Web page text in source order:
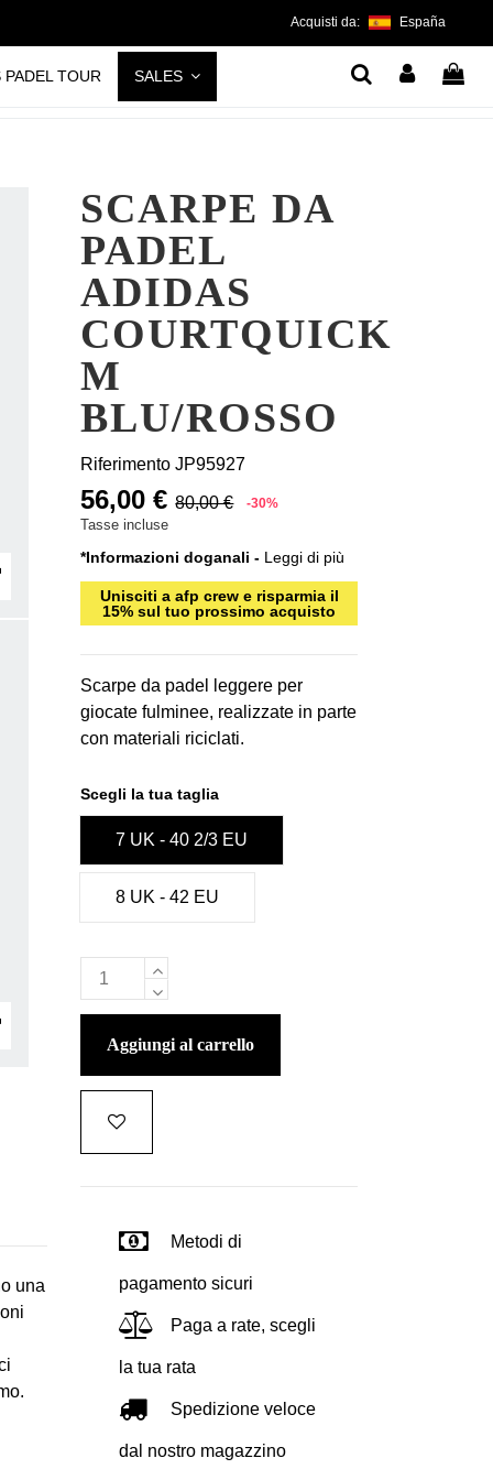
Acquisti da: España
PADEL TOUR SALES
una
SCARPE DA
PADEL
ADIDAS
COURTQUICK
M
BLU/ROSSO
Riferimento JP95927
56,00 € 80,00 € -30%
Tasse incluse
*Informazioni doganali - Leggi di più
Unisciti a afp crew e risparmia il
15% sul tuo prossimo acquisto
Scarpe da padel leggere per
giocate fulminee, realizzate in parte
con materiali riciclati.
Scegli la tua taglia
7 UK - 40 2/3 EU
8 UK - 42 EU
aggiungi al carrello
Metodi di
pagamento sicuri
Paga a rate, scegli
la tua rata
Spedizione veloce
dal nostro magazzino